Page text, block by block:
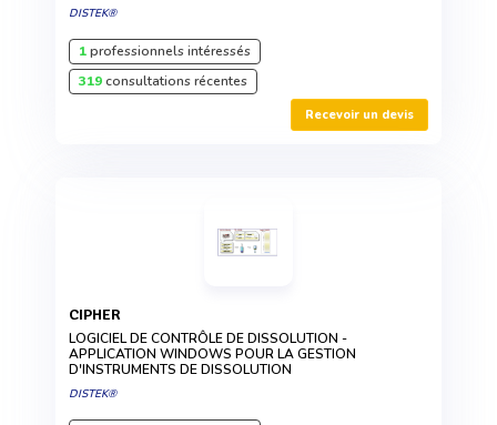
DISTEK®
1professionnels intéressés
319consultations récentes
Recevoir un devis
CIPHER
LOGICIEL DE CONTRÔLE DE DISSOLUTION -
APPLICATION WINDOWS POUR LA GESTION
D'INSTRUMENTS DE DISSOLUTION
DISTEK®